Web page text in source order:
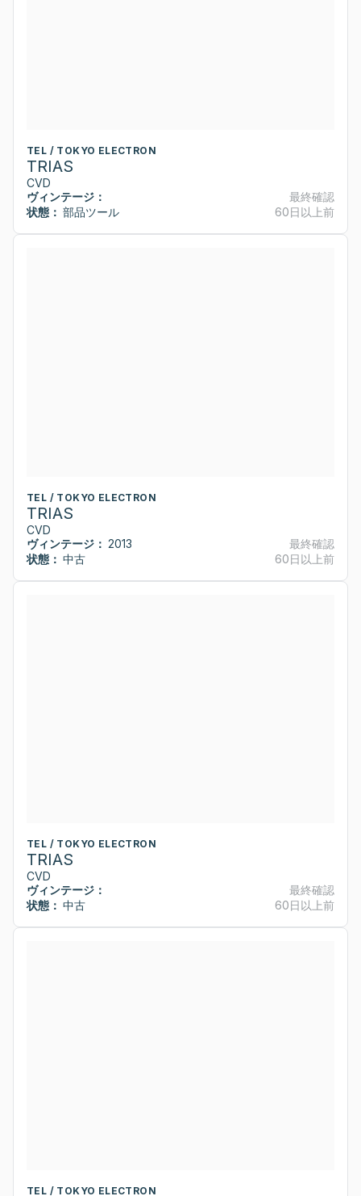
TEL / TOKYO ELECTRON
TRIAS
CVD
ヴィンテージ：
状態： 部品ツール
最終確認
60日以上前
TEL / TOKYO ELECTRON
TRIAS
CVD
ヴィンテージ： 2013
状態： 中古
最終確認
60日以上前
TEL / TOKYO ELECTRON
TRIAS
CVD
ヴィンテージ：
状態： 中古
最終確認
60日以上前
TEL / TOKYO ELECTRON